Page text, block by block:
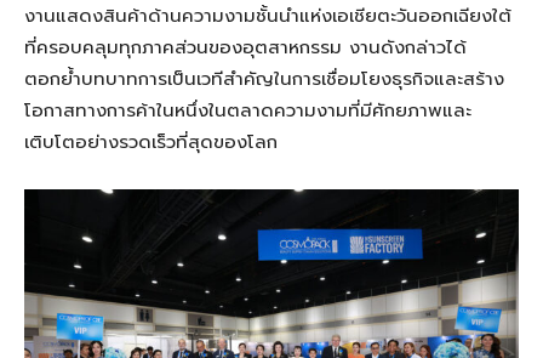
งานแสดงสินค้าด้านความงามชั้นนำแห่งเอเชียตะวันออกเฉียงใต้
ที่ครอบคลุมทุกภาคส่วนของอุตสาหกรรม งานดังกล่าวได้
ตอกย้ำบทบาทการเป็นเวทีสำคัญในการเชื่อมโยงธุรกิจและสร้าง
โอกาสทางการค้าในหนึ่งในตลาดความงามที่มีศักยภาพและ
เติบโตอย่างรวดเร็วที่สุดของโลก